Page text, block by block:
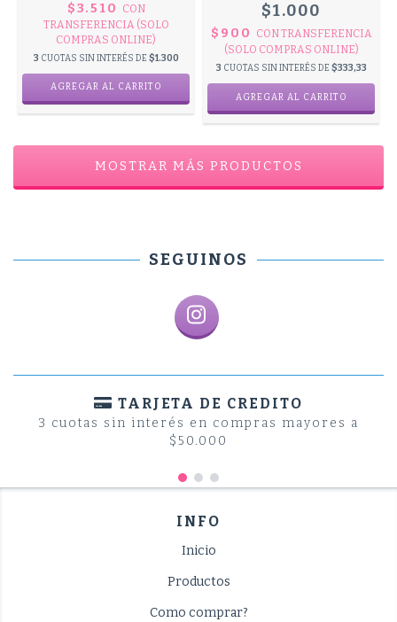
$3.510
CON
TRANSFERENCIA (SOLO
COMPRAS ONLINE)
3 CUOTAS SIN INTERÉS DE $1.300
AGREGAR AL CARRITO
$1.000
$900 CONTRANSFERENCIA
(SOLO COMPRAS ONLINE)
3 CUOTAS SIN INTERÉS DE $333,33
MOSTRAR MÁS PRODUCTOS
SEGUINOS
TARJETA DE CREDITO
3 cuotas sin interés en compras mayores a
$50.000
INFO
Inicio
Productos
Como comprar?